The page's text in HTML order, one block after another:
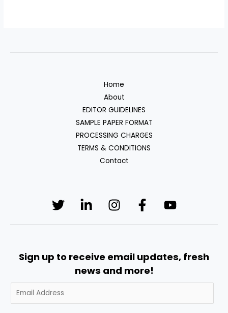
Home
About
EDITOR GUIDELINES
SAMPLE PAPER FORMAT
PROCESSING CHARGES
TERMS & CONDITIONS
Contact
Sign up to receive email updates, fresh
news and more!